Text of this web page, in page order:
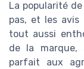
La popularité
pas, et les avis
tout aussi
de la marque,
parfait aux